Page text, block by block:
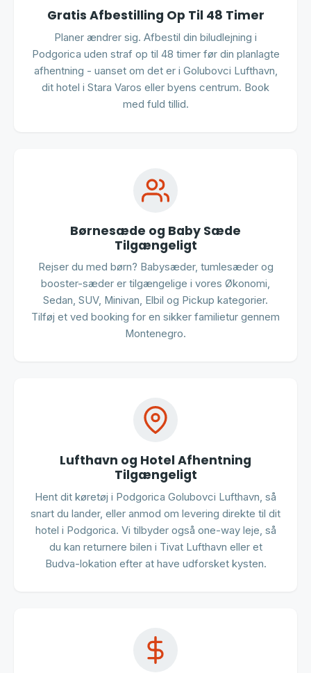
Gratis Afbestilling Op Til 48 Timer
Planer ændrer sig. Afbestil din biludlejning i
Podgorica uden straf op til 48 timer før din planlagte
afhentning - uanset om det er i Golubovci Lufthavn,
dit hotel i Stara Varos eller byens centrum. Book
med fuld tillid.
Børnesæde og Baby Sæde
Tilgængeligt
Rejser du med børn? Babysæder, tumlesæder og
booster-sæder er tilgængelige i vores Økonomi,
Sedan, SUV, Minivan, Elbil og Pickup kategorier.
Tilføj et ved booking for en sikker familietur gennem
Montenegro.
Lufthavn og Hotel Afhentning
Tilgængeligt
Hent dit køretøj i Podgorica Golubovci Lufthavn, så
snart du lander, eller anmod om levering direkte til dit
hotel i Podgorica. Vi tilbyder også one-way leje, så
du kan returnere bilen i Tivat Lufthavn eller et
Budva-lokation efter at have udforsket kysten.